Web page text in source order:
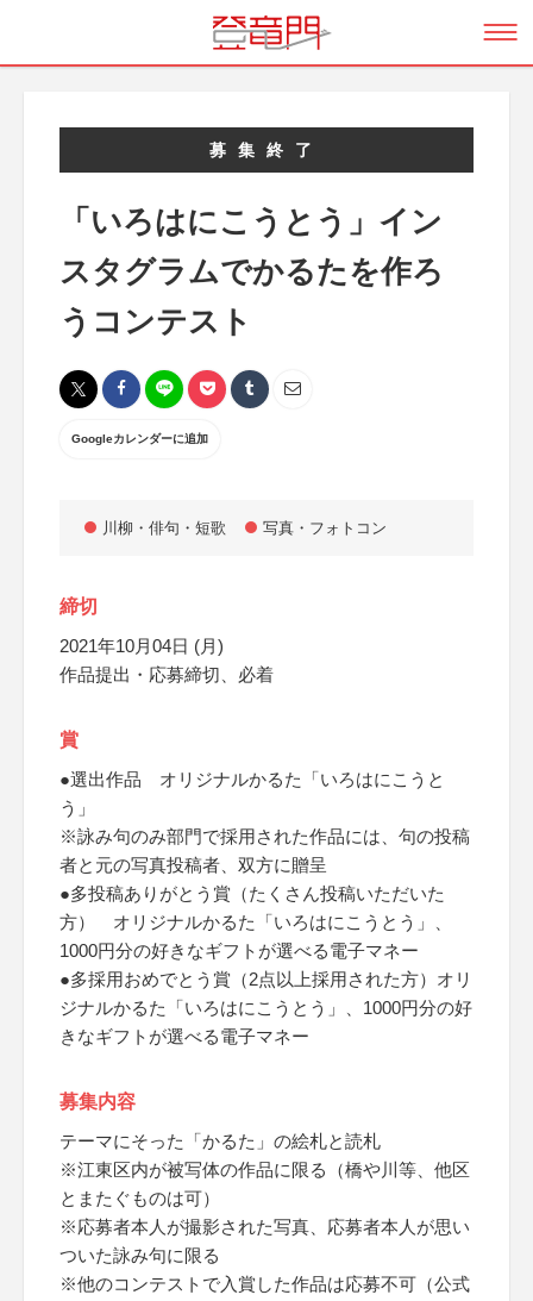
募集終了
「いろはにこうとう」イン
スタグラムでかるたを作ろ
うコンテスト
Googleカレンダーに追加
川柳・俳句・短歌 写真・フォトコン
締切
2021年10月04日 (月)
作品提出・応募締切、必着
賞
●選出作品 オリジナルかるた「いろはにこうと
う」
※詠み句のみ部門で採用された作品には、句の投稿
者と元の写真投稿者、双方に贈呈
●多投稿ありがとう賞（たくさん投稿いただいた
方） オリジナルかるた「いろはにこうとう」、
1000円分の好きなギフトが選べる電子マネー
●多採用おめでとう賞（2点以上採用された方）オリ
ジナルかるた「いろはにこうとう」、1000円分の好
きなギフトが選べる電子マネー
募集内容
テーマにそった「かるた」の絵札と読札
※江東区内が被写体の作品に限る（橋や川等、他区
とまたぐものは可）
※応募者本人が撮影された写真、応募者本人が思い
ついた詠み句に限る
※他のコンテストで入賞した作品は応募不可（公式